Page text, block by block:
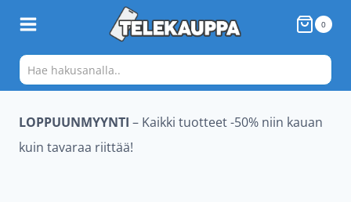
sisältöön
0
LOPPUUNMYYNTI – Kaikki tuotteet -50% niin kauan
kuin tavaraa riittää!